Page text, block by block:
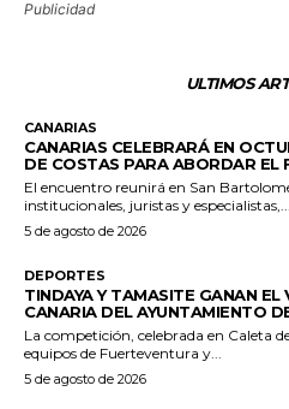
Publicidad
ULTIMOS
CANARIAS
CANARIAS CELEBRARÁ EN
DE COSTAS PARA ABORDAR EL
El encuentro reunirá en San
institucionales, juristas y especialistas,...
5 de agosto de 2026
DEPORTES
TINDAYA Y TAMASITE GANAN
CANARIA DEL AYUNTAMIENTO
La competición, celebrada en Caleta
equipos de Fuerteventura y...
5 de agosto de 2026